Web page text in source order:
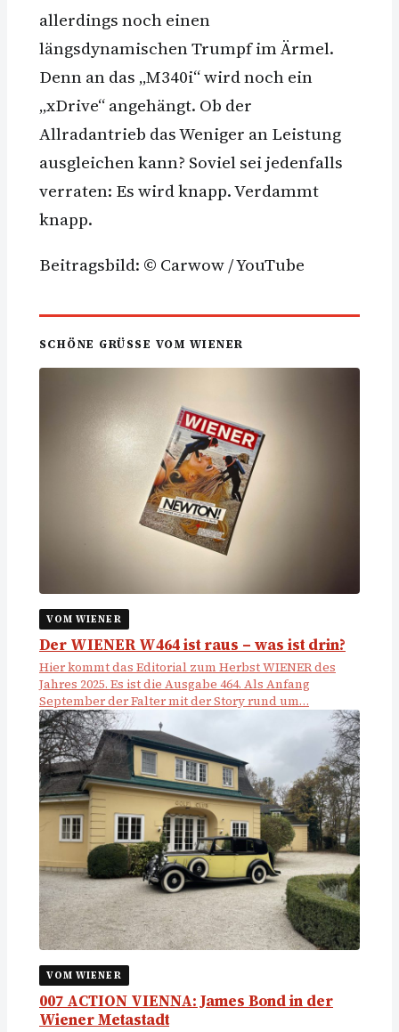
allerdings noch einen
längsdynamischen Trumpf im Ärmel.
Denn an das „M340i“ wird noch ein
„xDrive“ angehängt. Ob der
Allradantrieb das Weniger an Leistung
ausgleichen kann? Soviel sei jedenfalls
verraten: Es wird knapp. Verdammt
knapp.
Beitragsbild: © Carwow / YouTube
SCHÖNE GRÜSSE VOM WIENER
VOM WIENER
Der WIENER W464 ist raus – was ist drin?
Hier kommt das Editorial zum Herbst WIENER des
Jahres 2025. Es ist die Ausgabe 464. Als Anfang
September der Falter mit der Story rund um…
VOM WIENER
007 ACTION VIENNA: James Bond in der
Wiener Metastadt